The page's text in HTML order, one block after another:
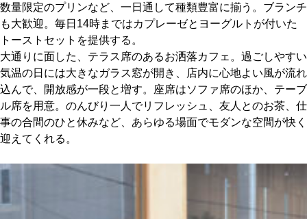
数量限定のプリンなど、一日通して種類豊富に揃う。ブランチ
も大歓迎。毎日14時まではカプレーゼとヨーグルトが付いた
トーストセットを提供する。
大通りに面した、テラス席のあるお洒落カフェ。過ごしやすい
気温の日には大きなガラス窓が開き、店内に心地よい風が流れ
込んで、開放感が一段と増す。座席はソファ席のほか、テーブ
ル席を用意。のんびり一人でリフレッシュ、友人とのお茶、仕
事の合間のひと休みなど、あらゆる場面でモダンな空間が快く
迎えてくれる。